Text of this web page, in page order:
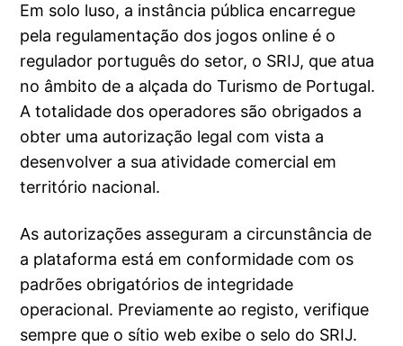
Em solo luso, a instância pública encarregue
pela regulamentação dos jogos online é o
regulador português do setor, o SRIJ, que atua
no âmbito de a alçada do Turismo de Portugal.
A totalidade dos operadores são obrigados a
obter uma autorização legal com vista a
desenvolver a sua atividade comercial em
território nacional.
As autorizações asseguram a circunstância de
a plataforma está em conformidade com os
padrões obrigatórios de integridade
operacional. Previamente ao registo, verifique
sempre que o sítio web exibe o selo do SRIJ.